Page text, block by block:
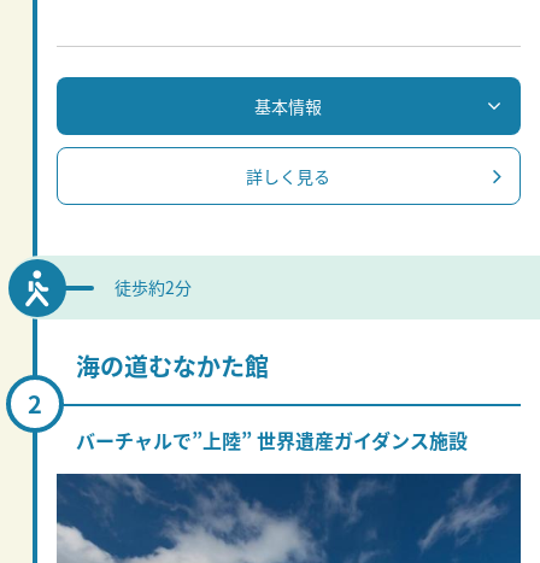
基本情報
詳しく見る
徒歩約2分
海の道むなかた館
バーチャルで”上陸” 世界遺産ガイダンス施設